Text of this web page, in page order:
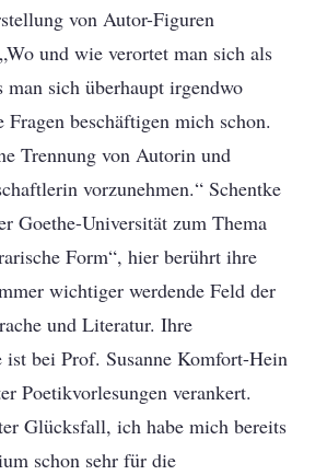
von Autor-Figuren
und wie verortet man sich als
sich überhaupt irgendwo
Fragen beschäftigen mich schon.
Trennung von Autorin und
vorzunehmen.“ Schentke
Goethe-Universität zum Thema
Form“, hier berührt ihre
wichtiger werdende Feld der
und Literatur. Ihre
bei Prof. Susanne Komfort-Hein
Poetikvorlesungen verankert.
Glücksfall, ich habe mich bereits
schon sehr für die